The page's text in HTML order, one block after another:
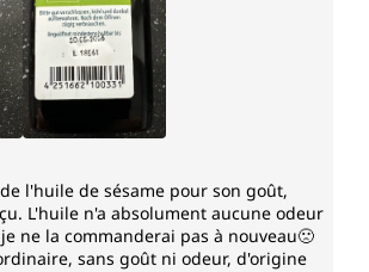
l'huile de sésame pour son goût,
L'huile n'a absolument aucune odeur
ne la commanderai pas à nouveau🙁
sans goût ni odeur, d'origine